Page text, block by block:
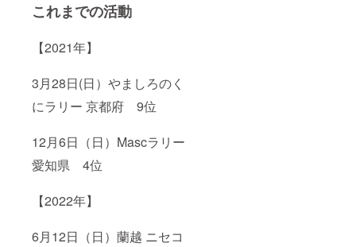
これまでの活動
【2021年】
3月28日(日）やましろのく
にラリー 京都府 9位
12月6日（日） Mascラリー
愛知県 4位
【2022年】
6月12日（日）蘭越 ニセコ